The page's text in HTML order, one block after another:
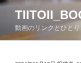
コ
ン
動画のリンクとひと